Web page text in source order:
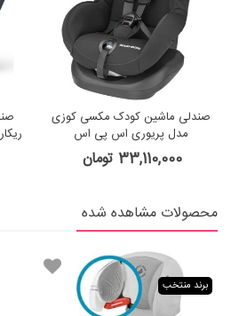
صندلی ماشین کودک مکسی کوزی
مدل پریوری اس پی اس
33,110,000 تومان
محصولات مشاهده شده
برند منتخب